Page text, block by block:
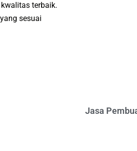
terbaik.
sesuai
Jasa